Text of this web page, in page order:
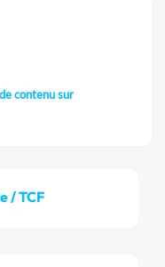
contenu sur
/ TCF